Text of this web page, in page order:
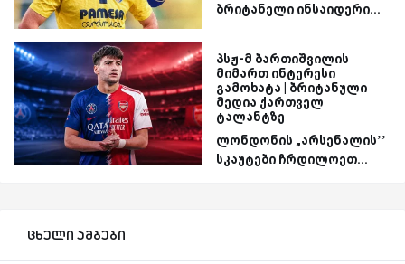
ბრიტანელი ინსაიდერი...
პსჟ-მ ბართიშვილის
მიმართ ინტერესი
გამოხატა | ბრიტანული
მედია ქართველ
ტალანტზე
ლონდონის „არსენალის’’
სკაუტები ჩრდილოეთ...
ცხელი ამბები